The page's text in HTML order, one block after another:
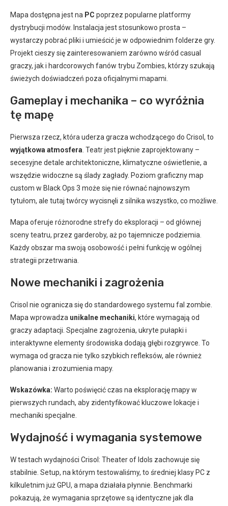
Mapa dostępna jest na PC poprzez popularne platformy
dystrybucji modów. Instalacja jest stosunkowo prosta –
wystarczy pobrać pliki i umieścić je w odpowiednim folderze gry.
Projekt cieszy się zainteresowaniem zarówno wśród casual
graczy, jak i hardcorowych fanów trybu Zombies, którzy szukają
świeżych doświadczeń poza oficjalnymi mapami.
Gameplay i mechanika – co wyróżnia
tę mapę
Pierwsza rzecz, która uderza gracza wchodzącego do Crisol, to
wyjątkowa atmosfera . Teatr jest pięknie zaprojektowany –
secesyjne detale architektoniczne, klimatyczne oświetlenie, a
wszędzie widoczne są ślady zagłady. Poziom graficzny map
custom w Black Ops 3 może się nie równać najnowszym
tytułom, ale tutaj twórcy wycisnęli z silnika wszystko, co możliwe.
Mapa oferuje różnorodne strefy do eksploracji – od głównej
sceny teatru, przez garderoby, aż po tajemnicze podziemia.
Każdy obszar ma swoją osobowość i pełni funkcję w ogólnej
strategii przetrwania.
Nowe mechaniki i zagrożenia
Crisol nie ogranicza się do standardowego systemu fal zombie.
Mapa wprowadza unikalne mechaniki, które wymagają od
graczy adaptacji. Specjalne zagrożenia, ukryte pułapki i
interaktywne elementy środowiska dodają głębi rozgrywce. To
wymaga od gracza nie tylko szybkich refleksów, ale również
planowania i zrozumienia mapy.
Wskazówka: Warto poświęcić czas na eksplorację mapy w
pierwszych rundach, aby zidentyfikować kluczowe lokacje i
mechaniki specjalne.
Wydajność i wymagania systemowe
W testach wydajności Crisol: Theater of Idols zachowuje się
stabilnie. Setup, na którym testowaliśmy, to średniej klasy PC z
kilkuletnim już GPU, a mapa działała płynnie. Benchmarki
pokazują, że wymagania sprzętowe są identyczne jak dla